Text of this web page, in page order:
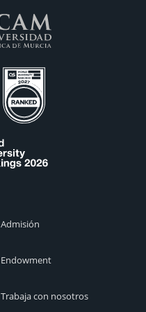
Admisión
Endowment
Trabaja con nosotros